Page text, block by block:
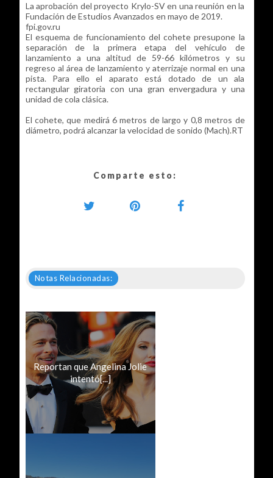
La aprobación del proyecto Krylo-SV en una reunión en la
Fundación de Estudios Avanzados en mayo de 2019.
fpi.gov.ru
El esquema de funcionamiento del cohete presupone la
separación de la primera etapa del vehículo de
lanzamiento a una altitud de 59-66 kilómetros y su
regreso al área de lanzamiento y aterrizaje normal en una
pista. Para ello el aparato está dotado de un ala
rectangular giratoria con una gran envergadura y una
unidad de cola clásica.
El cohete, que medirá 6 metros de largo y 0,8 metros de
diámetro, podrá alcanzar la velocidad de sonido (Mach).RT
Comparte esto:
Notas Relacionadas:
Reportan que Angelina Jolie
intentó[...]